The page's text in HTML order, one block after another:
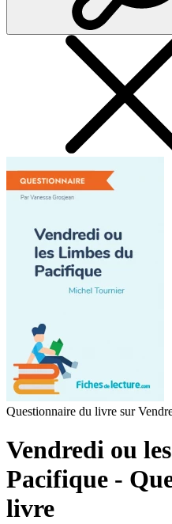
Questionnaire du livre sur
Vendredi ou
Pacifique -
livre